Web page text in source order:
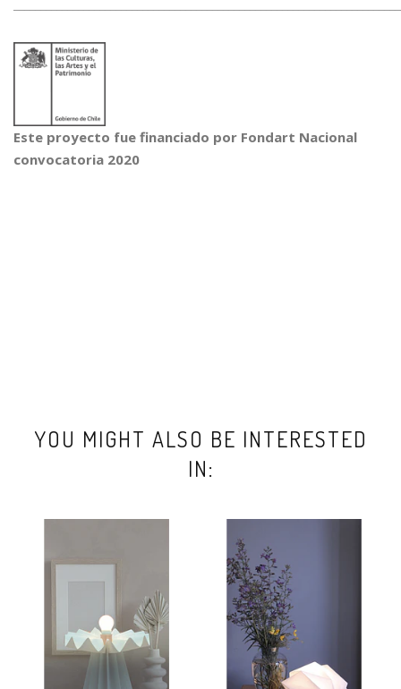
Este proyecto fue financiado por Fondart Nacional
convocatoria 2020
YOU MIGHT ALSO BE INTERESTED
IN: